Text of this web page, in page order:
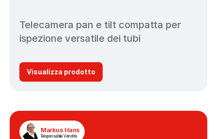
Telecamera pan e tilt compatta per
ispezione versatile dei tubi
Visualizza prodotto
Markus Hans
Responsabile Vendite